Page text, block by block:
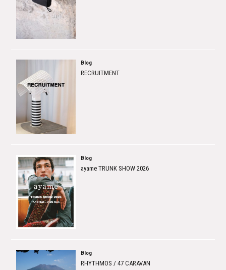
Blog
RECRUITMENT
Blog
ayame TRUNK SHOW 2026
Blog
RHYTHMOS / 47 CARAVAN